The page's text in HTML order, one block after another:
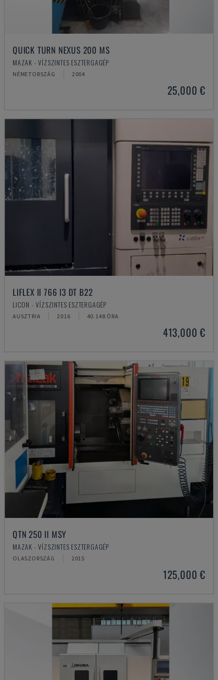
QUICK TURN NEXUS 200 MS
MAZAK - VÍZSZINTES ESZTERGAGÉP
NÉMETORSZÁG 2004
25,000 €
LIFLEX II 766 I3 DT B22
LICON - VÍZSZINTES ESZTERGAGÉP
AUSZTRIA 2016 40.148 ÓRA
413,000 €
QTN 250 II MSY
MAZAK - VÍZSZINTES ESZTERGAGÉP
OLASZORSZÁG 2015
125,000 €